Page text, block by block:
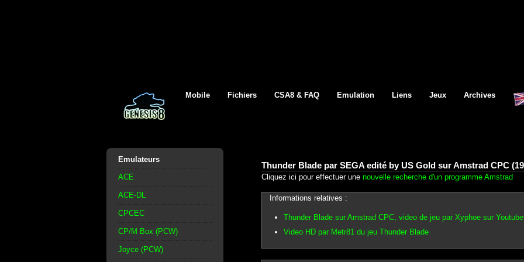
Mobile Fichiers CSA8 & FAQ Emulation Liens Jeux Archives
Emulateurs
ACE
ACE-DL
CPCEC
CP/M Box (PCW)
Joyce (PCW)
Thunder Blade par SEGA edité by US Gold sur Amstrad CPC
Cliquez ici pour effectuer une nouvelle recherche d'un programme Amstrad
Informations relatives :
Thunder Blade sur Amstrad CPC, video de jeu par Xyphoe sur Youtube
Video HD par Metr81 du jeu Thunder Blade